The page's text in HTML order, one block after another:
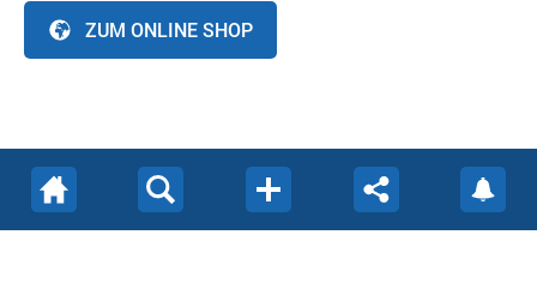
ZUM ONLINE SHOP
Datenschutzerklärung